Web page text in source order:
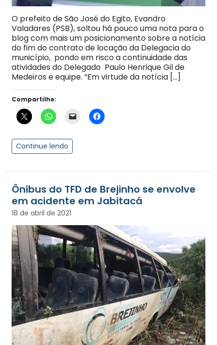
O prefeito de São José do Egito, Evandro
Valadares (PSB), soltou há pouco uma nota para o
blog com mais um posicionamento sobre a notícia
do fim do contrato de locação da Delegacia do
município, pondo em risco a continuidade das
atividades do Delegado Paulo Henrique Gil de
Medeiros e equipe. “Em virtude da notícia […]
Compartilhe:
Continue lendo
Ônibus do TFD de Brejinho se envolve
em acidente em Jabitacá
18 de abril de 2021